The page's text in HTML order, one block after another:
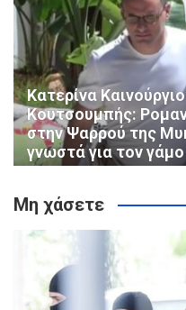
Κατερίνα
Κουτσουμπής:
στην Ψαρρού της
γνωστά για τον
Μη χάσετε